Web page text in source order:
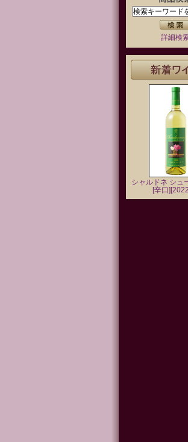
詳細検
シャルドネ シュ
[辛口